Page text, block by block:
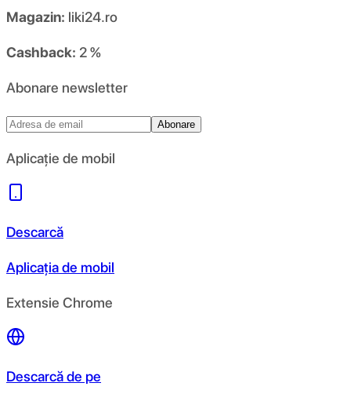
Magazin: liki24.ro
Cashback: 2 %
Abonare newsletter
Abonare
Aplicație de mobil
Descarcă
Aplicația de mobil
Extensie Chrome
Descarcă de pe